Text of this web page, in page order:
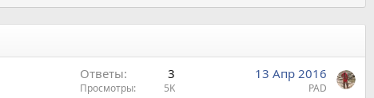
Ответы 3
Просмотры 5K
13 Апр 2016
PAD